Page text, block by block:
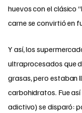
huevos con el clásico
carne se convirtió en
Y así, los
ultraprocesados que
grasas, pero estaban
carbohidratos. Fue
adictivo) se disparó: